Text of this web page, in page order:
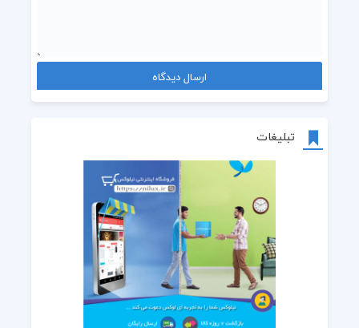
تبلیغات